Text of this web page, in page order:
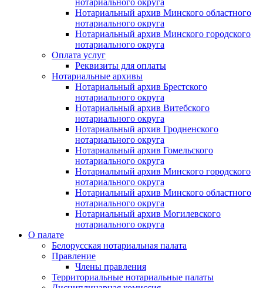
нотариального округа
Нотариальный архив Минского областного
нотариального округа
Нотариальный архив Минского городского
нотариального округа
Оплата услуг
Реквизиты для оплаты
Нотариальные архивы
Нотариальный архив Брестского
нотариального округа
Нотариальный архив Витебского
нотариального округа
Нотариальный архив Гродненского
нотариального округа
Нотариальный архив Гомельского
нотариального округа
Нотариальный архив Минского городского
нотариального округа
Нотариальный архив Минского областного
нотариального округа
Нотариальный архив Могилевского
нотариального округа
О палате
Белорусская нотариальная палата
Правление
Члены правления
Территориальные нотариальные палаты